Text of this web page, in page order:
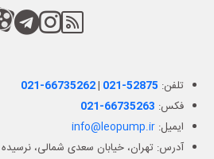
RSS
کانال
تلفن: 021-66735262| 021-52875
فکس: 021-66735263
ایمیل:info@leopump.ir
آدرس: تهران، خیابان سعدی شمالی، نرسیده